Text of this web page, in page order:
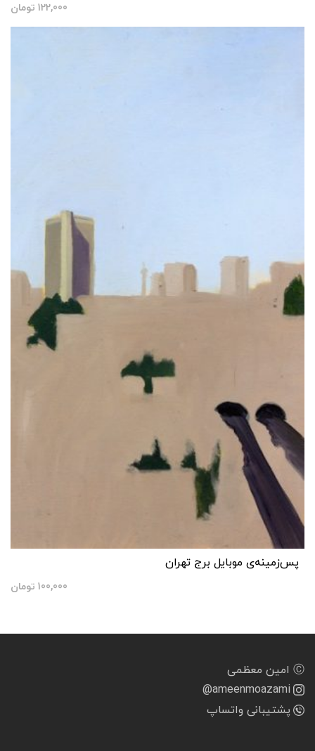
122,000 تومان
پس‌زمینه‌ی موبایل برج تهران
100,000 تومان
Ⓒ امین معظمی
@ameenmoazami
پشتیبانی واتساپ